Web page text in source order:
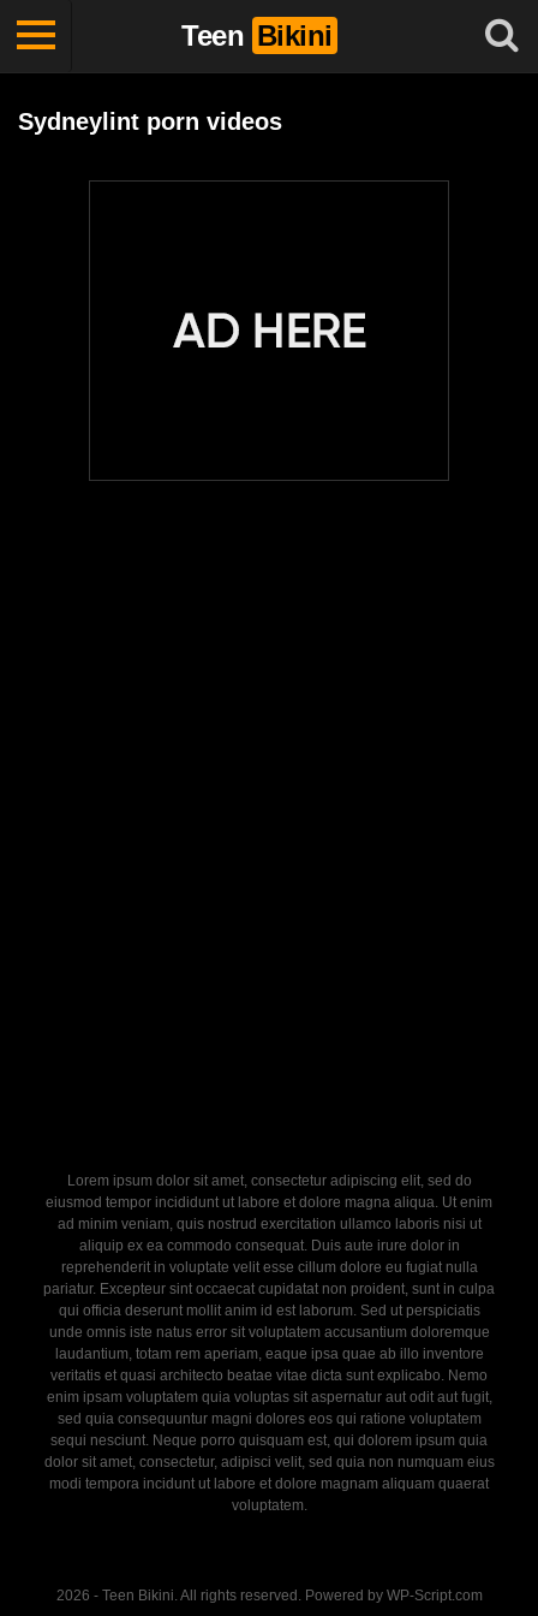
Teen Bikini
Sydneylint porn videos
Lorem ipsum dolor sit amet, consectetur adipiscing elit, sed do
eiusmod tempor incididunt ut labore et dolore magna aliqua. Ut enim
ad minim veniam, quis nostrud exercitation ullamco laboris nisi ut
aliquip ex ea commodo consequat. Duis aute irure dolor in
reprehenderit in voluptate velit esse cillum dolore eu fugiat nulla
pariatur. Excepteur sint occaecat cupidatat non proident, sunt in culpa
qui officia deserunt mollit anim id est laborum. Sed ut perspiciatis
unde omnis iste natus error sit voluptatem accusantium doloremque
laudantium, totam rem aperiam, eaque ipsa quae ab illo inventore
veritatis et quasi architecto beatae vitae dicta sunt explicabo. Nemo
enim ipsam voluptatem quia voluptas sit aspernatur aut odit aut fugit,
sed quia consequuntur magni dolores eos qui ratione voluptatem
sequi nesciunt. Neque porro quisquam est, qui dolorem ipsum quia
dolor sit amet, consectetur, adipisci velit, sed quia non numquam eius
modi tempora incidunt ut labore et dolore magnam aliquam quaerat
voluptatem.
2026 - Teen Bikini. All rights reserved. Powered by WP-Script.com